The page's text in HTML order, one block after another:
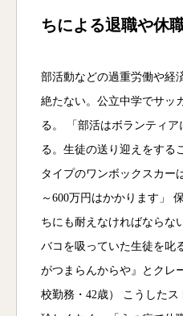
ちによる退職や休
部活動などの過重労働や経
絶たない。公立中学でサッ
る。 「部活はボランティア
る。生徒の送り迎えをする
タイプのワンボックスカー
～600万円はかかります」
ちにも耐えなければならな
バコを吸っていた生徒を叱
がつまらんからや』とクレ
校勤務・42歳） こうした